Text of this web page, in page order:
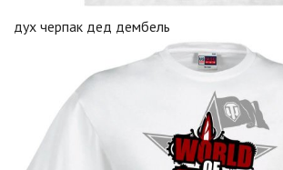
дух черпак дед дембель